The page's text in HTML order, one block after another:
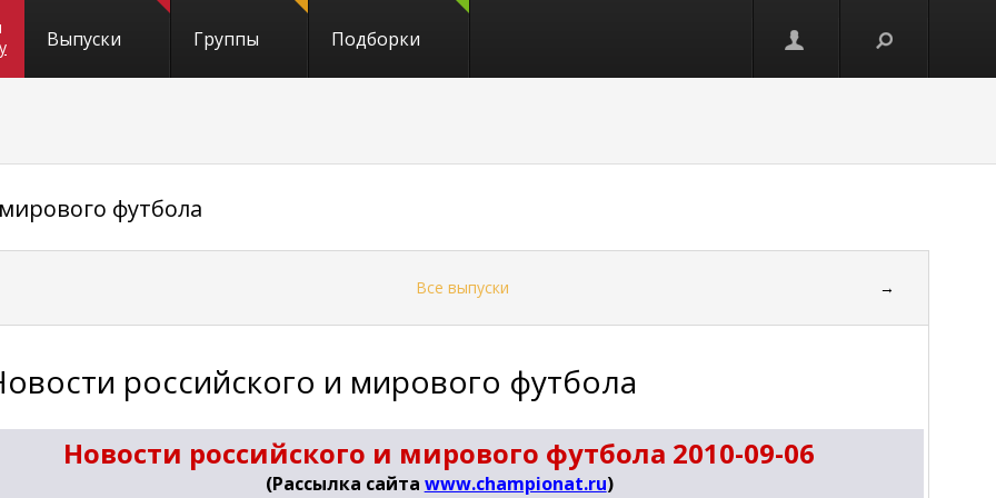
Выпуски Группы Подборки
футбола
Все выпуски →
российского и мирового футбола
Новости российского и мирового футбола 2010-09-06
(Рассылка сайта www.championat.ru)